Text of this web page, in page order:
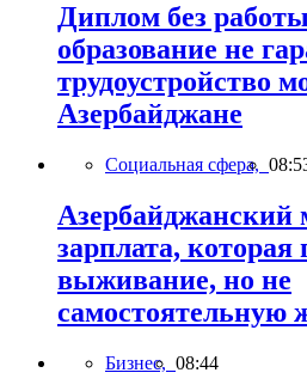
Диплом без
образование не
трудоустройство
Азербайджане
Социальная сфера,
зарплата,
выживание, но не
самостоятельную
Бизнес, 08:44